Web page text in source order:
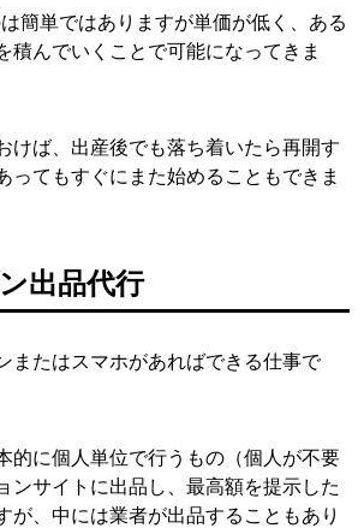
簡単ではありますが単価が低く、ある
積んでいくことで可能になってきま
けば、出産後でも落ち着いたら再開す
ってもすぐにまた始めることもできま
出品代行
またはスマホがあればできる仕事で
的に個人単位で行うもの（個人が不要
ンサイトに出品し、最高額を提示した
が、中には業者が出品することもあり